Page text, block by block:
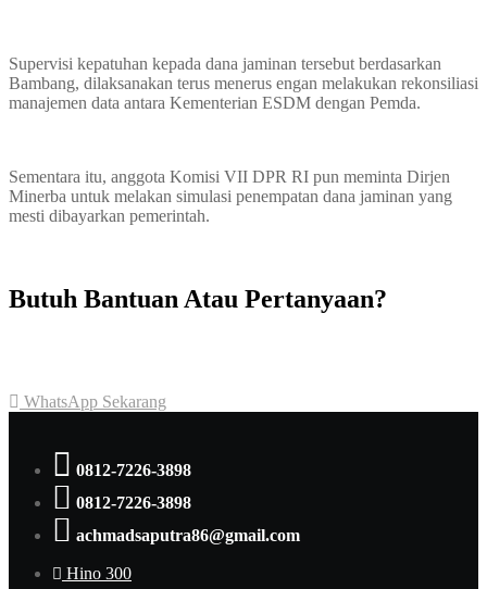
Supervisi kepatuhan kepada dana jaminan tersebut berdasarkan
Bambang, dilaksanakan terus menerus engan melakukan rekonsiliasi
manajemen data antara Kementerian ESDM dengan Pemda.
Sementara itu, anggota Komisi VII DPR RI pun meminta Dirjen
Minerba untuk melakan simulasi penempatan dana jaminan yang
mesti dibayarkan pemerintah.
Butuh Bantuan Atau Pertanyaan?
WhatsApp Sekarang
0812-7226-3898
0812-7226-3898
achmadsaputra86@gmail.com
Hino 300